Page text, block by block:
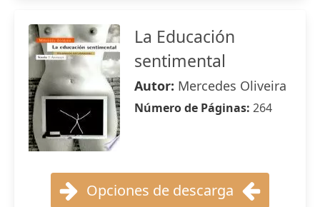
La Educación
sentimental
Autor: Mercedes Oliveira
Número de Páginas: 264
Opciones de descarga